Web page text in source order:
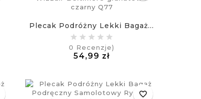
Plecak Podróżny Lekki Bagaż...
0 Recenzje)
54,99 zł
favorite_border